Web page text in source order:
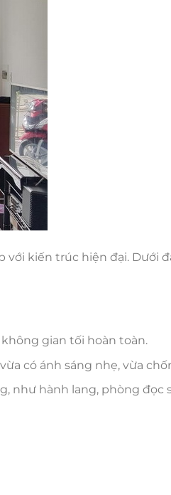
với kiến trúc hiện đại. Dưới
gian tối hoàn toàn.
có ánh sáng nhẹ, vừa
như hành lang, phòng đọc